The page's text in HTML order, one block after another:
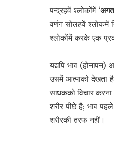
पन्द्रहवें श्लोकोंमें
वर्णन सोलहवें
श्लोकोंमें करके एक
यद्यपि भाव
उसमें आत्माको देखता
साधकको विचार
शरीर पीछे है; भाव
शरीरकी तरफ नहीं।